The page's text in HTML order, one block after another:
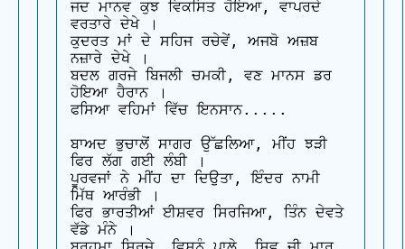
ਜਦ ਮਾਨਵ ਕੁਝ ਵਿਕਸਿਤ ਹੋਇਆ, ਵਾਪਰਦੇ
ਵਰਤਾਰੇ ਦੇਖੇ ।
ਕੁਦਰਤ ਮਾਂ ਦੇ ਸਹਿਜ ਰਚੇਵੇਂ, ਅਜਬੋ ਅਜ਼ਬ
ਨਜ਼ਾਰੇ ਦੇਖੇ ।
ਬਦਲ ਗਰਜੇ ਬਿਜਲੀ ਚਮਕੀ, ਵਣ ਮਾਨਸ ਡਰ
ਹੋਇਆ ਹੈਰਾਨ ।
ਫਸਿਆ ਵਹਿਮਾਂ ਵਿੱਚ ਇਨਸਾਨ.....
ਬਾਅਦ ਭੁਚਾਲੋਂ ਸਾਗਰ ਉੱਛਲਿਆ, ਮੀਂਹ ਝੜੀ
ਫਿਰ ਲੱਗ ਗਈ ਲੰਬੀ ।
ਪੂਰਵਜਾਂ ਨੇ ਮੀਂਹ ਦਾ ਦਿਉਤਾ, ਇੰਦਰ ਨਾਮੀ
ਮਿੱਥ ਆਰੰਭੀ ।
ਫਿਰ ਭਾਰਤੀਆਂ ਈਸ਼ਵਰ ਸਿਰਜਿਆ, ਤਿੰਨ ਦੇਵਤੇ
ਵੱਡੇ ਮੰਨੇ ।